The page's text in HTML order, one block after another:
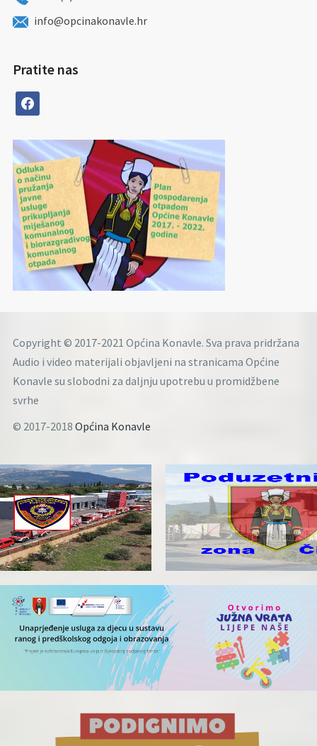
info@opcinakonavle.hr
Pratite nas
facebook
Copyright © 2017-2021 Općina Konavle. Sva prava pridržana
Audio i video materijali objavljeni na stranicama Općine
Konavle su slobodni za daljnju upotrebu u promidžbene
svrhe
© 2017-2018 Općina Konavle